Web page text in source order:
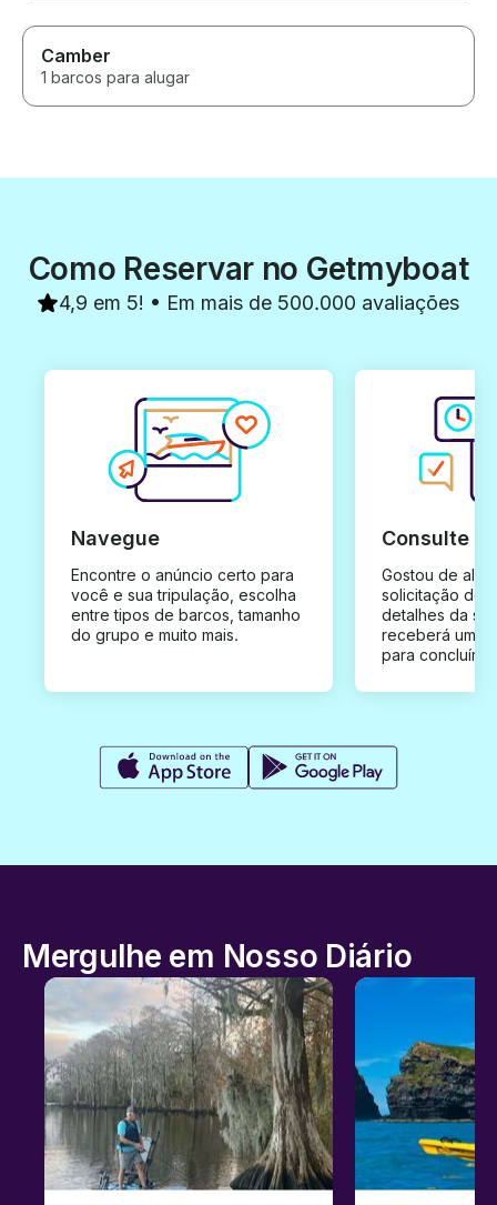
Camber
1 barcos para alugar
Como Reservar no Getmyboat
4,9 em 5! • Em mais de 500.000 avaliações
Navegue
Encontre o anúncio certo para
você e sua tripulação, escolha
entre tipos de barcos, tamanho
do grupo e muito mais.
Consulte e
Gostou de
solicitação de
detalhes da
receberá uma
para concluír a
Mergulhe em Nosso Diário